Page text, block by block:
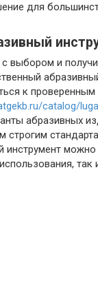
для
выбором и
к проверенным
catalog/
абразивных
строгим
инструмент можно